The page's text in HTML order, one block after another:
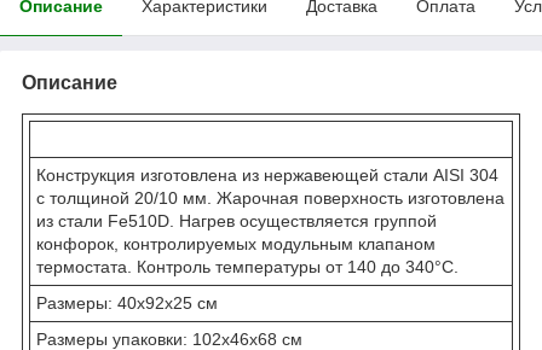
Описание Характеристики Доставка Оплата
Описание
Конструкция изготовлена из нержавеющей стали AISI 304
с толщиной 20/10 мм. Жарочная поверхность изготовлена
из стали Fe510D. Нагрев осуществляется группой
конфорок, контролируемых модульным клапаном
термостата. Контроль температуры от 140 до 340°С.
Размеры: 40x92x25 см
Размеры упаковки: 102x46x68 см